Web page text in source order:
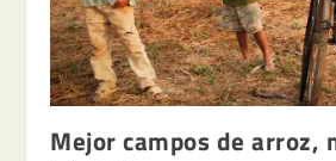
Mejor campos de arroz,